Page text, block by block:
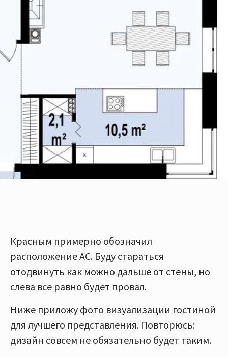
Красным примерно обозначил
расположение АС. Буду стараться
отодвинуть как можно дальше от стены, но
слева все равно будет провал.
Ниже приложу фото визуализации гостиной
для лучшего представления. Повторюсь:
дизайн совсем не обязательно будет таким.